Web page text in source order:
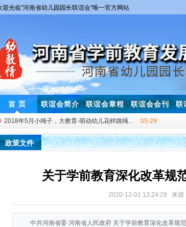
迎光临"河南省幼儿园园长联谊会"唯一官方网站
首 页 联谊会简介 联谊会章程 联谊会会刊 联
2018年5月小绳子，大教育-萌动幼儿花样跳绳... 05-29
2018年第七届中西部四省幼儿园名师教学交流... 11-20
幼儿教师基本功大赛一等奖获得者技能展示与... 01-08
2018年3月 幼儿园“体验式”教研培训圆满举行！ 03-30
2018年3月 河南省幼儿园安全管理及教学体... 03-25
政策文件
关于学前教育深化改革规
2020-12-01 13:24:29 来源
中共河南省委 河南省人民政府 关于学前教育深化改革规